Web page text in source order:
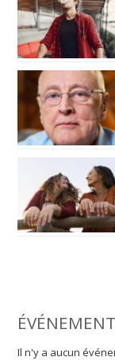
Il n'y a aucun